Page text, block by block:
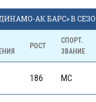
АК БАРС» В
РОСТ
СПОРТ.
ЗВАНИЕ
186 МС